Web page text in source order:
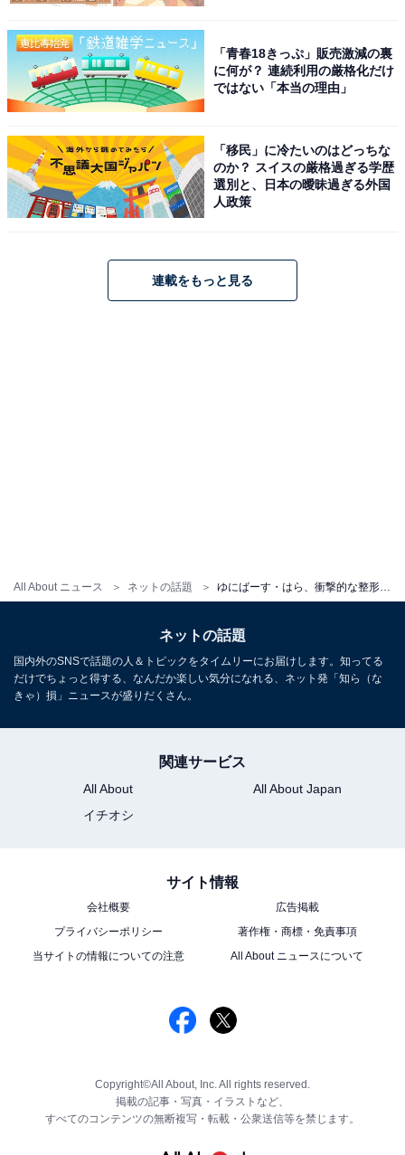
All About ニュース ネットの話題
「青春18きっぷ」販売激減の裏
に何が？ 連続利用の厳格化だけ
ではない「本当の理由」
「移民」に冷たいのはどっちな
のか？ スイスの厳格過ぎる学歴
選別と、日本の曖昧過ぎる外国
人政策
連載をもっと見る
ネットの話題
国内外のSNSで話題の人＆トピックをタイムリーにお届けします。知ってる
だけでちょっと得する、なんだか楽しい気分になれる、ネット発「知ら（な
きゃ）損」ニュースが盛りだくさん。
関連サービス
All About
All About Japan
イチオシ
サイト情報
会社概要
広告掲載
プライバシーポリシー
著作権・商標・免責事項
当サイトの情報についての注意
All About ニュースについて
Copyright©All About, Inc. All rights reserved.
掲載の記事・写真・イラストなど、
すべてのコンテンツの無断複写・転載・公衆送信等を禁じます。